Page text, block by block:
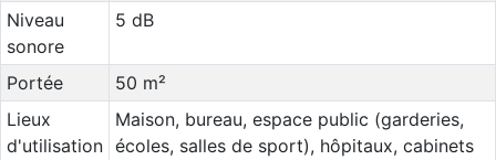
Niveau
sonore
5 dB
Portée
50 m²
Lieux
d'utilisation
Maison, bureau, espace public (garderies,
écoles, salles de sport), hôpitaux, cabinets